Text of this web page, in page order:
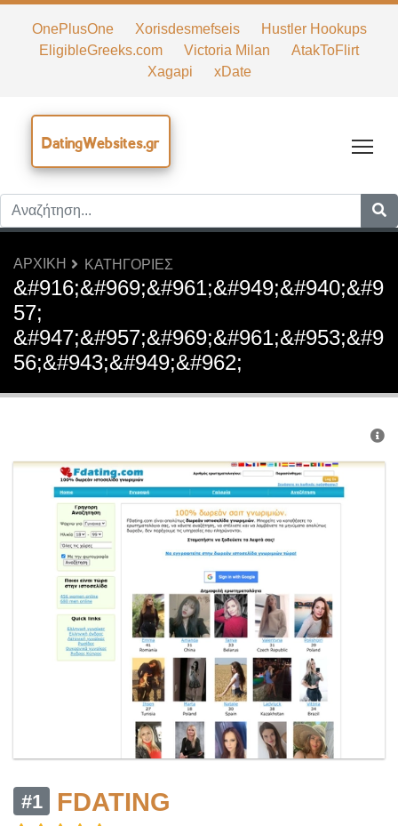
OnePlusOne Xorisdesmefseis
Hustler Hookups
EligibleGreeks.com
Victoria Milan
AtakToFlirt
Xagapi
xDate
DatingWebsites.gr
ΑΡΧΙΚΉ ΚΑΤΗΓΟΡΊΕΣ
&#916;&#969;&#961;&#949;&#940;&#9
57;
&#947;&#957;&#969;&#961;&#953;&#9
56;&#943;&#949;&#962;
#1 FDATING